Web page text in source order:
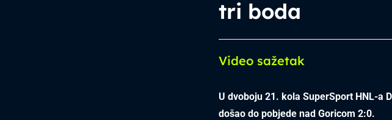
tri boda
Video sažetak
U dvoboju 21. kola SuperSport HNL-a
došao do pobjede nad Goricom 2:0.